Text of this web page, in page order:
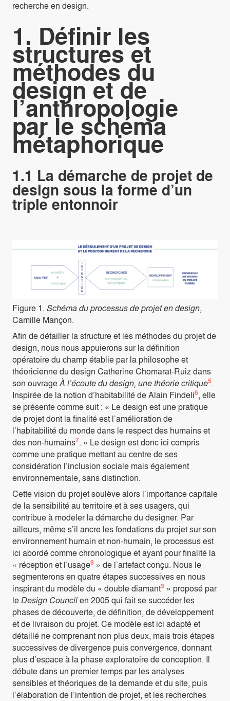
recherche en design.
1. Définir les
structures et
méthodes du
design et de
l’anthropologie
par le schéma
métaphorique
1.1 La démarche de projet de
design sous la forme d’un
triple entonnoir
Figure 1. Schéma du processus de projet en design,
Camille Mançon.
Afin de détailler la structure et les méthodes du projet de
design, nous nous appuierons sur la définition
opératoire du champ établie par la philosophe et
théoricienne du design Catherine Chomarat-Ruiz dans
son ouvrageÀ l’écoute du design, une théorie critique5.
Inspirée de la notion d’habitabilité de Alain Findeli6, elle
se présente comme suit : « Le design est une pratique
de projet dont la finalité est l’amélioration de
l’habitabilité du monde dans le respect des humains et
des non-humains7. » Le design est donc ici compris
comme une pratique mettant au centre de ses
considération l’inclusion sociale mais également
environnementale, sans distinction.
Cette vision du projet soulève alors l’importance capitale
de la sensibilité au territoire et à ses usagers, qui
contribue à modeler la démarche du designer. Par
ailleurs, même s’il ancre les fondations du projet sur son
environnement humain et non-humain, le processus est
ici abordé comme chronologique et ayant pour finalité la
« réception et l’usage8 » de l’artefact conçu. Nous le
segmenterons en quatre étapes successives en nous
inspirant du modèle du « double diamant9 » proposé par
leDesign Councilen 2005 qui fait se succéder les
phases de découverte, de définition, de développement
et de livraison du projet. Ce modèle est ici adapté et
détaillé ne comprenant non plus deux, mais trois étapes
successives de divergence puis convergence, donnant
plus d’espace à la phase exploratoire de conception. Il
débute dans un premier temps par les analyses
sensibles et théoriques de la demande et du site, puis
l’élaboration de l’intention de projet, et les recherches